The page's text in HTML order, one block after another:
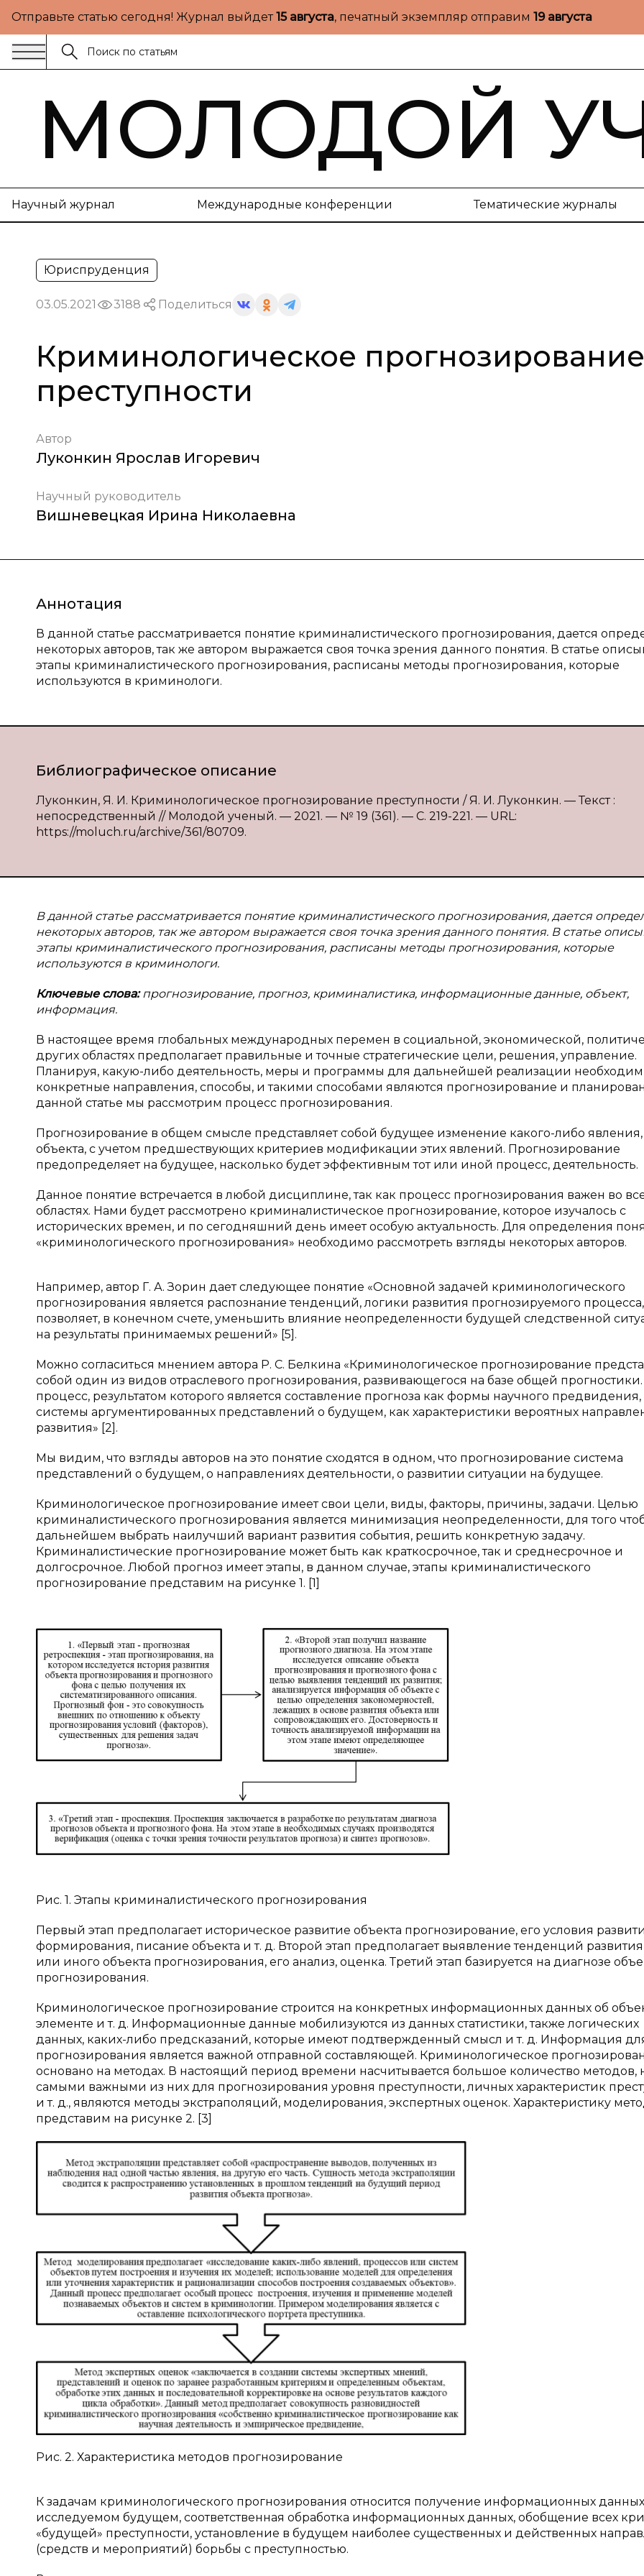
Отправьте статью сегодня! Журнал выйдет15 августа, печатный экземпляр отправим 19 августа
МОЛОДОЙ
Научный журнал Международные конференции Тематические журналы
Юриспруденция
03.05.2021 3188 Поделиться
Криминологическое прогнозирование
преступности
Автор
Луконкин Ярослав Игоревич
Научный руководитель
Вишневецкая Ирина Николаевна
Аннотация
В данной статье рассматривается понятие криминалистического прогнозирования, дается
некоторых авторов, так же автором выражается своя точка зрения данного понятия. В статье
этапы криминалистического прогнозирования, расписаны методы прогнозирования, которые
используются в криминологи.
Библиографическое описание
Луконкин, Я. И. Криминологическое прогнозирование преступности / Я. И. Луконкин. — Текст :
непосредственный // Молодой ученый. — 2021. — № 19 (361). — С. 219-221. — URL:
https://moluch.ru/archive/361/80709.
Вданной статье рассматривается понятие криминалистического прогнозирования, дается
некоторых авторов, так же автором выражается своя точка зрения данного понятия. В статье
этапы криминалистического прогнозирования, расписаны методы прогнозирования, которые
используются в криминологи.
Ключевые слова:прогнозирование, прогноз, криминалистика, информационные данные, объект,
информация.
В настоящее время глобальных международных перемен в социальной, экономической,
других областях предполагает правильные и точные стратегические цели, решения, управление.
Планируя, какую-либо деятельность, меры и программы для дальнейшей реализации
конкретные направления, способы, и такими способами являются прогнозирование и
данной статье мы рассмотрим процесс прогнозирования.
Прогнозирование в общем смысле представляет собой будущее изменение какого-либо явления,
объекта, с учетом предшествующих критериев модификации этих явлений. Прогнозирование
предопределяет на будущее, насколько будет эффективным тот или иной процесс, деятельность.
Данное понятие встречается в любой дисциплине, так как процесс прогнозирования важен во
областях. Нами будет рассмотрено криминалистическое прогнозирование, которое изучалось с
исторических времен, и по сегодняшний день имеет особую актуальность. Для определения
«криминологического прогнозирования» необходимо рассмотреть взгляды некоторых авторов.
Например, автор Г. А. Зорин дает следующее понятие «Основной задачей криминологического
прогнозирования является распознание тенденций, логики развития прогнозируемого процесса,
позволяет, в конечном счете, уменьшить влияние неопределенности будущей следственной
на результаты принимаемых решений» [5].
Можно согласиться мнением автора Р. С. Белкина «Криминологическое прогнозирование
собой один из видов отраслевого прогнозирования, развивающегося на базе общей прогностики.
процесс, результатом которого является составление прогноза как формы научного предвидения,
системы аргументированных представлений о будущем, как характеристики вероятных
развития» [2].
Мы видим, что взгляды авторов на это понятие сходятся в одном, что прогнозирование система
представлений о будущем, о направлениях деятельности, о развитии ситуации на будущее.
Криминологическое прогнозирование имеет свои цели, виды, факторы, причины, задачи. Целью
криминалистического прогнозирования является минимизация неопределенности, для того
дальнейшем выбрать наилучший вариант развития события, решить конкретную задачу.
Криминалистические прогнозирование может быть как краткосрочное, так и среднесрочное и
долгосрочное. Любой прогноз имеет этапы, в данном случае, этапы криминалистического
прогнозирование представим на рисунке 1. [1]
Рис. 1. Этапы криминалистического прогнозирования
Первый этап предполагает историческое развитие объекта прогнозирование, его условия
формирования, писание объекта и т. д. Второй этап предполагает выявление тенденций развития
или иного объекта прогнозирования, его анализ, оценка. Третий этап базируется на диагнозе
прогнозирования.
Криминологическое прогнозирование строится на конкретных информационных данных об
элементе и т. д. Информационные данные мобилизуются из данных статистики, также логических
данных, каких-либо предсказаний, которые имеют подтвержденный смысл и т. д. Информация
прогнозирования является важной отправной составляющей. Криминологическое
основано на методах. В настоящий период времени насчитывается большое количество методов,
самыми важными из них для прогнозирования уровня преступности, личных характеристик
и т. д., являются методы экстраполяций, моделирования, экспертных оценок. Характеристику
представим на рисунке 2. [3]
Рис. 2. Характеристика методов прогнозирование
К задачам криминологического прогнозирования относится получение информационных
исследуемом будущем, соответственная обработка информационных данных, обобщение всех
«будущей» преступности, установление в будущем наиболее существенных и действенных
(средств и мероприятий) борьбы с преступностью.